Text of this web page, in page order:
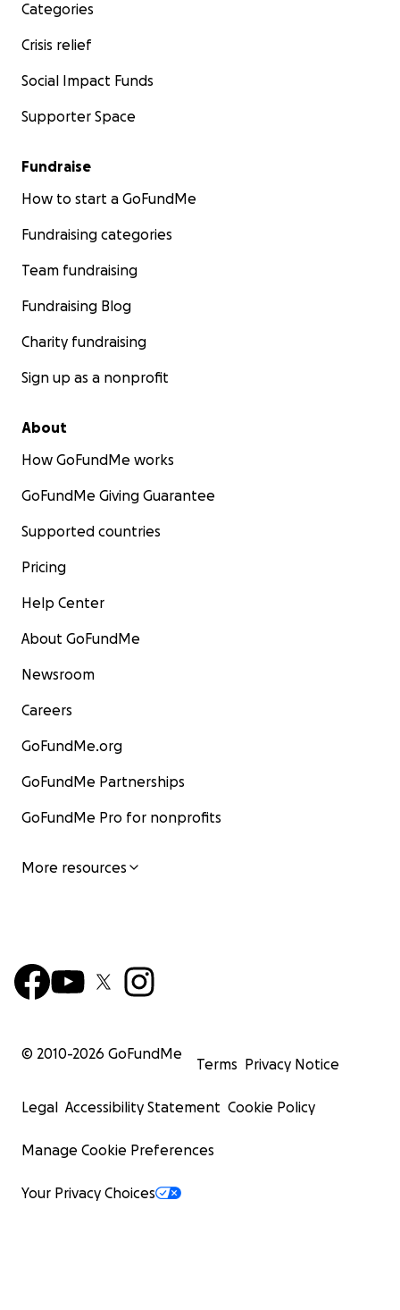
Categories
Crisis relief
Social Impact Funds
Supporter Space
Fundraise
How to start a GoFundMe
Fundraising categories
Team fundraising
Fundraising Blog
Charity fundraising
Sign up as a nonprofit
About
How GoFundMe works
GoFundMe Giving Guarantee
Supported countries
Pricing
Help Center
About GoFundMe
Newsroom
Careers
GoFundMe.org
GoFundMe Partnerships
GoFundMe Pro for nonprofits
More resources
© 2010-2026 GoFundMe
Terms Privacy Notice
Legal Accessibility Statement Cookie Policy
Manage Cookie Preferences
Your Privacy Choices